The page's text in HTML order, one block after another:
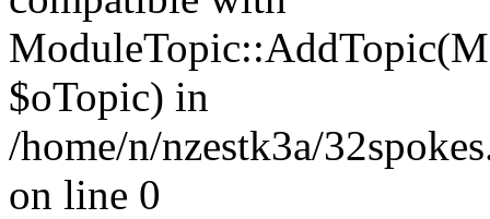
$oTopic) in
/home/n/nzestk3a/
on line 0